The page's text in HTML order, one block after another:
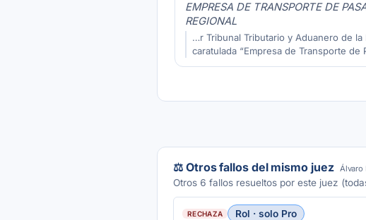
EMPRESA DE TRANSPORTE DE
REGIONAL
…r Tribunal Tributario y Aduanero
caratulada “Empresa de Transporte
⚖️ Otros fallos del mismo juez Álvaro
Otros 6 fallos resueltos por este juez
RECHAZA Rol · solo Pro